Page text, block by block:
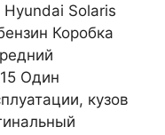
Solaris
Коробка
Один
кузов